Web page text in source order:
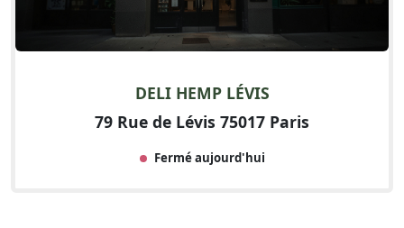
DELI HEMP LÉVIS
79 Rue de Lévis 75017 Paris
Fermé aujourd'hui